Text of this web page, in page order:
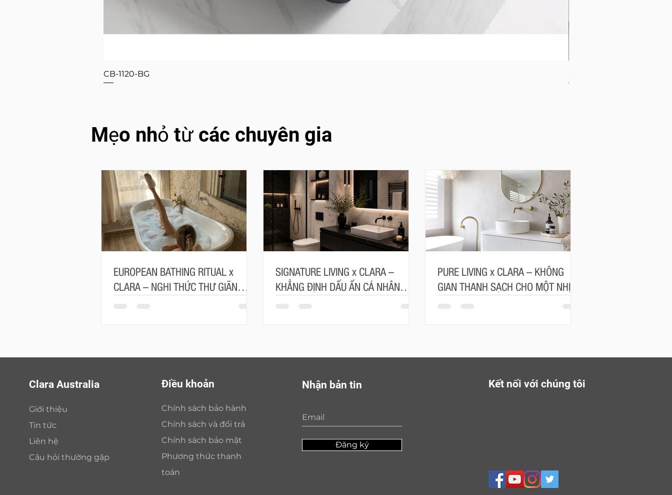
CB-1120-BG CB-1120-W
Mẹo nhỏ từ các chuyên gia
EUROPEAN BATHING RITUAL x
CLARA – NGHI THỨC THƯ GIÃN
SIGNATURE LIVING x CLARA –
KHẲNG ĐỊNH DẤU ẤN CÁ NHÂN
PURE LIVING x CLARA – KHÔNG
GIAN THANH SẠCH CHO MỘT NHỊP
Clara Australia
Giới thiệu
Tin tức
Liên hệ
Câu hỏi thường gặp
Điều khoản
Chính sách bảo hành
Chính sách và đổi trả
Chính sách bảo mật
Phương thức thanh
toán
Nhận bản tin
Đăng ký
Kết nối với chúng tôi